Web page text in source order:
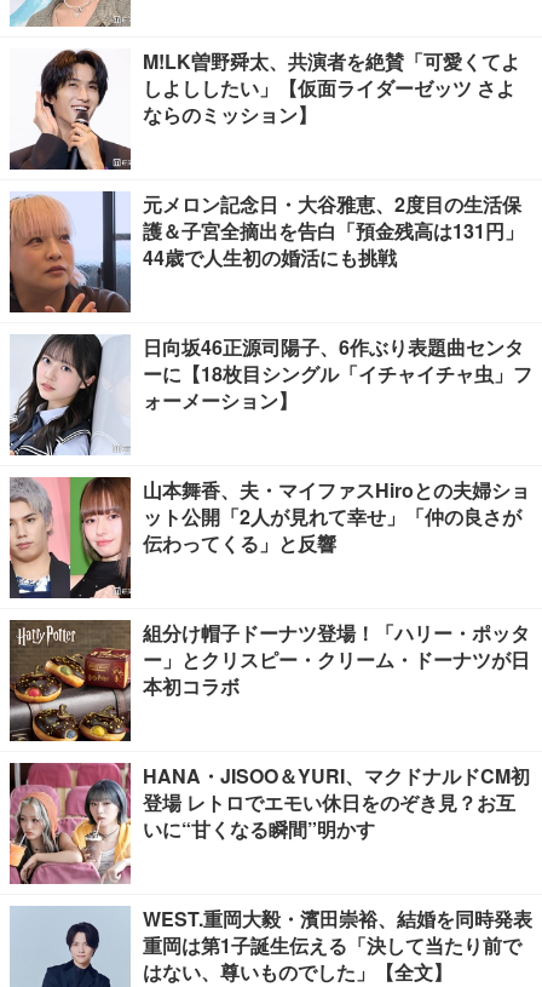
M!LK曽野舜太、共演者を絶賛「可愛くてよ
しよししたい」【仮面ライダーゼッツ さよ
ならのミッション】
元メロン記念日・大谷雅恵、2度目の生活保
護＆子宮全摘出を告白「預金残高は131円」
44歳で人生初の婚活にも挑戦
日向坂46正源司陽子、6作ぶり表題曲センタ
ーに【18枚目シングル「イチャイチャ虫」フ
ォーメーション】
山本舞香、夫・マイファスHiroとの夫婦ショ
ット公開「2人が見れて幸せ」「仲の良さが
伝わってくる」と反響
組分け帽子ドーナツ登場！「ハリー・ポッタ
ー」とクリスピー・クリーム・ドーナツが日
本初コラボ
HANA・JISOO＆YURI、マクドナルドCM初
登場 レトロでエモい休日をのぞき見？お互
いに“甘くなる瞬間”明かす
WEST.重岡大毅・濱田崇裕、結婚を同時発表
重岡は第1子誕生伝える「決して当たり前で
はない、尊いものでした」【全文】